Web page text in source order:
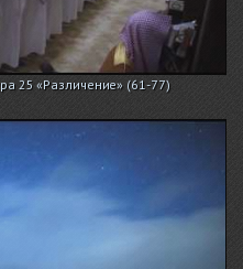
25 «Различение» (61-77)